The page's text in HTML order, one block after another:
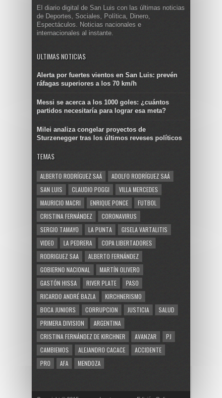
El diario digital de San Luis con las últimas noticias
de Deportes, Sociales, Política, Dinero,
Espectáculos. Noticias nacionales e
internacionales al instante.
ULTIMAS NOTICIAS
Alerta por fuertes vientos en San Luis: prevén
ráfagas superiores a los 70 km/h
Messi se acerca a los 1000 goles: ¿cuántos
partidos necesitaría para lograr esa meta?
Milei analiza congelar proyectos de
Sturzenegger tras los últimos reveses políticos
TEMAS
ALBERTO RODRÍGUEZ SAÁ
ADOLFO RODRÍGUEZ SAÁ
SAN LUIS
CLAUDIO POGGI
VILLA MERCEDES
MAURICIO MACRI
ENRIQUE PONCE
FUTBOL
CRISTINA FERNÁNDEZ
CORONAVIRUS
SERGIO TAMAYO
LA PUNTA
GISELA VARTALITIS
VIDEO
LA PEDRERA
COPA LIBERTADORES
RODRIGUEZ SAA
ALBERTO FERNÁNDEZ
GOBIERNO NACIONAL
MARTÍN OLIVERO
GASTÓN HISSA
RIVER PLATE
PASO
RICARDO ANDRÉ BAZLA
KIRCHNERISMO
BOCA JUNIORS
CORRUPCION JUSTICIA
SALUD
PRIMERA DIVISION
ARGENTINA
CRISTINA FERNÁNDEZ DE KIRCHNER
AVANZAR
PJ
CAMBIEMOS
ALEJANDRO CACACE
ACCIDENTE
PRO
AFA MENDOZA